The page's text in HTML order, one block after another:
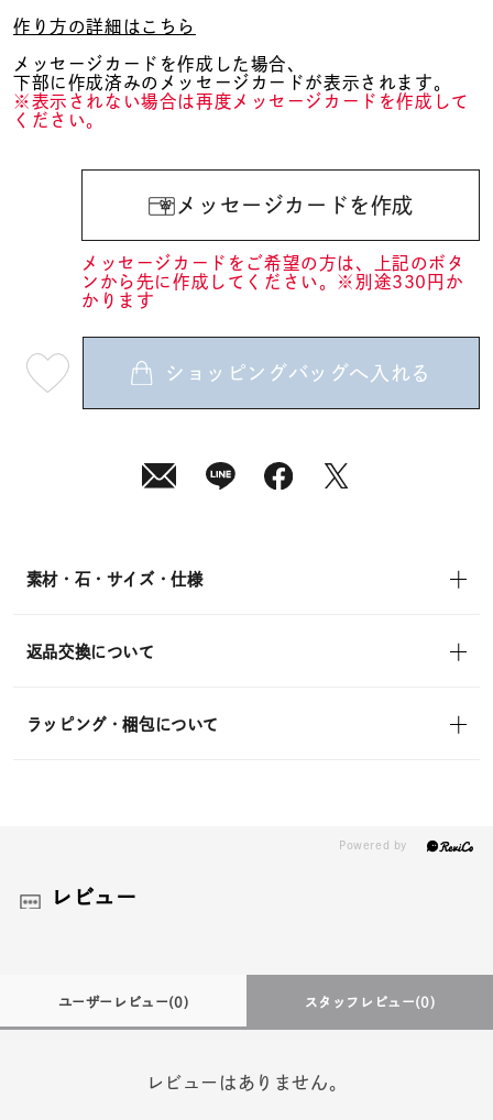
作り方の詳細はこちら
メッセージカードを作成した場合、
下部に作成済みのメッセージカードが表示されます。
※表示されない場合は再度メッセージカードを作成して
ください。
メッセージカードを作成
メッセージカードをご希望の方は、上記のボタ
ンから先に作成してください。※別途330円か
かります
08
ショッピングバッグへ入れる
素材・石・サイズ・仕様
返品交換について
ラッピング・梱包について
レビュー
ユーザーレビュー(0) スタッフレビュー(0)
レビューはありません。